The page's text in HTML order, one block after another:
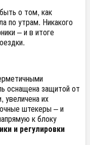
о том, как
по утрам. Никакого
– и в итоге
оснащена защитой от
увеличена их
штекеры – и
к блоку
и регулировки